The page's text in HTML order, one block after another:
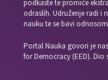
podkaste te promiče
odraslih. Udruženje radi i
nauku te se bavi
Portal Nauka govori je
for Democracy (EED).